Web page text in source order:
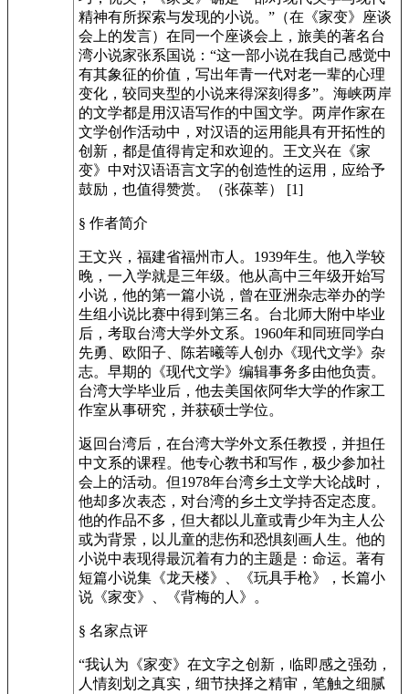
精神有所探索与发现的小说。”（在《家变》座谈
会上的发言）在同一个座谈会上，旅美的著名台
湾小说家张系国说：“这一部小说在我自己感觉中
有其象征的价值，写出年青一代对老一辈的心理
变化，较同夹型的小说来得深刻得多”。海峡两岸
的文学都是用汉语写作的中国文学。两岸作家在
文学创作活动中，对汉语的运用能具有开拓性的
创新，都是值得肯定和欢迎的。王文兴在《家
变》中对汉语语言文字的创造性的运用，应给予
鼓励，也值得赞赏。（张葆莘） [1]
§ 作者简介
王文兴，福建省福州市人。1939年生。他入学较
晚，一入学就是三年级。他从高中三年级开始写
小说，他的第一篇小说，曾在亚洲杂志举办的学
生组小说比赛中得到第三名。台北师大附中毕业
后，考取台湾大学外文系。1960年和同班同学白
先勇、欧阳子、陈若曦等人创办《现代文学》杂
志。早期的《现代文学》编辑事务多由他负责。
台湾大学毕业后，他去美国依阿华大学的作家工
作室从事研究，并获硕士学位。
返回台湾后，在台湾大学外文系任教授，并担任
中文系的课程。他专心教书和写作，极少参加社
会上的活动。但1978年台湾乡土文学大论战时，
他却多次表态，对台湾的乡土文学持否定态度。
他的作品不多，但大都以儿童或青少年为主人公
或为背景，以儿童的悲伤和恐惧刻画人生。他的
小说中表现得最沉着有力的主题是：命运。著有
短篇小说集《龙天楼》、《玩具手枪》，长篇小
说《家变》、《背梅的人》。
§ 名家点评
“我认为《家变》在文字之创新，临即感之强劲，
人情刻划之真实，细节抉择之精审，笔触之细腻